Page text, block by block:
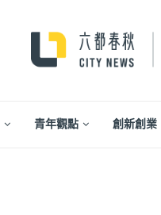
青年觀點 創新創業